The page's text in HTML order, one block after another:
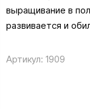
выращивание в
развивается и
Артикул: 1909